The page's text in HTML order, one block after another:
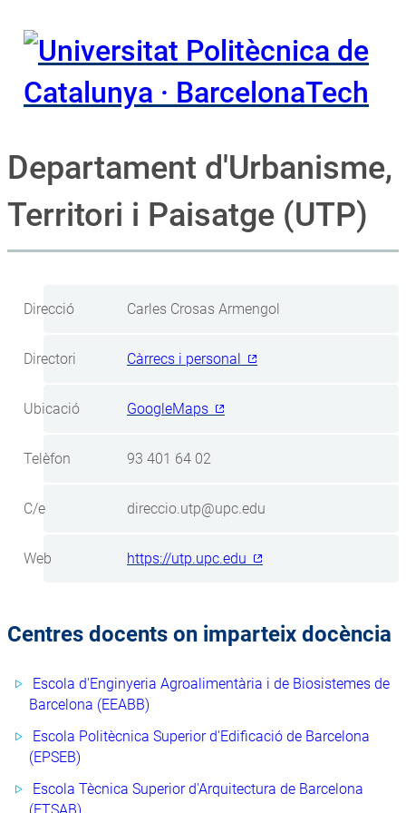
Departament d'Urbanisme,
Territori i Paisatge (UTP)
Direcció Carles Crosas Armengol
Directori Càrrecs i personal
Ubicació GoogleMaps
Telèfon 93 401 64 02
C/e direccio.utp@upc.edu
Web https://utp.upc.edu
Centres docents on imparteix docència
Escola d'Enginyeria Agroalimentària i de Biosistemes de
Barcelona (EEABB)
Escola Politècnica Superior d'Edificació de Barcelona
(EPSEB)
Escola Tècnica Superior d'Arquitectura de Barcelona